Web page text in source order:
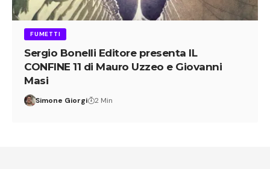
FUMETTI
Sergio Bonelli Editore presenta IL
CONFINE 11 di Mauro Uzzeo e Giovanni
Masi
Simone Giorgi 2 Min